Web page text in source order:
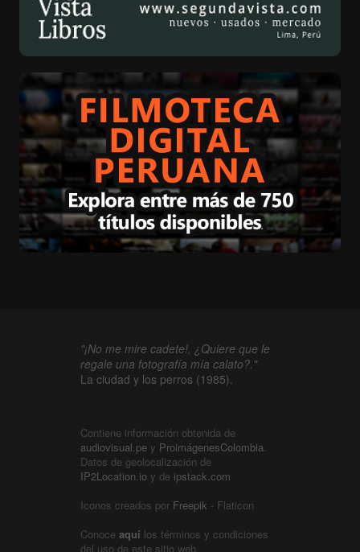
"¡No me mire cadete!, ¿Quiere que le
regale una fotografía mía calato?."
La ciudad y los perros (1985).
Contiene información obtenida de
audiovisual.pe y ProimágenesColombia.
Datos de geolocalización de
IP2Location.io y de ipstack.com
Iconos creados por Freepik - Flaticon
Conoce aquí los términos y condiciones
del uso de este sitio web.